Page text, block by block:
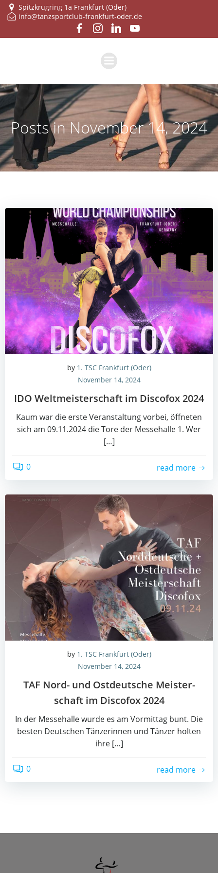
Zum
Inhalt
springen
Spitzkrugring 1a Frankfurt (Oder)
info@tanzsportclub-frankfurt-oder.de
Posts in November 14, 2024
by 1. TSC Frankfurt (Oder)
November 14, 2024
IDO Welt­meis­ter­schaft im Dis­co­fox 2024
Kaum war die ers­te Ver­an­stal­tung vor­bei, öff­ne­ten
sich am 09.11.2024 die Tore der Mes­se­hal­le 1. Wer
[…]
0 read more
by 1. TSC Frankfurt (Oder)
November 14, 2024
TAF Nord- und Ost­deut­sche Meis­ter­
schaft im Dis­co­fox 2024
In der Mes­se­hal­le wur­de es am Vor­mit­tag bunt. Die
bes­ten Deut­schen Tän­ze­rin­nen und Tän­zer hol­ten
ihre […]
0 read more